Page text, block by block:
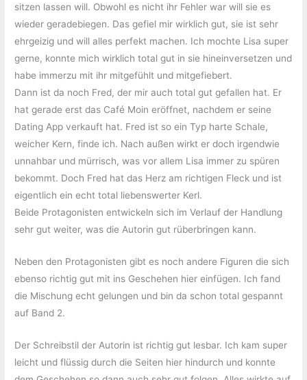
sitzen lassen will. Obwohl es nicht ihr Fehler war will sie es
wieder geradebiegen. Das gefiel mir wirklich gut, sie ist sehr
ehrgeizig und will alles perfekt machen. Ich mochte Lisa super
gerne, konnte mich wirklich total gut in sie hineinversetzen und
habe immerzu mit ihr mitgefühlt und mitgefiebert.
Dann ist da noch Fred, der mir auch total gut gefallen hat. Er
hat gerade erst das Café Moin eröffnet, nachdem er seine
Dating App verkauft hat. Fred ist so ein Typ harte Schale,
weicher Kern, finde ich. Nach außen wirkt er doch irgendwie
unnahbar und mürrisch, was vor allem Lisa immer zu spüren
bekommt. Doch Fred hat das Herz am richtigen Fleck und ist
eigentlich ein echt total liebenswerter Kerl.
Beide Protagonisten entwickeln sich im Verlauf der Handlung
sehr gut weiter, was die Autorin gut rüberbringen kann.
Neben den Protagonisten gibt es noch andere Figuren die sich
ebenso richtig gut mit ins Geschehen hier einfügen. Ich fand
die Mischung echt gelungen und bin da schon total gespannt
auf Band 2.
Der Schreibstil der Autorin ist richtig gut lesbar. Ich kam super
leicht und flüssig durch die Seiten hier hindurch und konnte